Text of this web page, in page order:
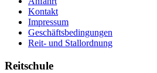
Kontakt
Impressum
Geschäftsbedingungen
Reit- und Stallordnung
Reitschule